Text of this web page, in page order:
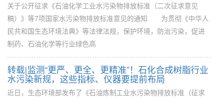
关于公开征求《石油化学工业水污染物排放标准（二次征求意见
稿）》等7项国家水污染物排放标准意见的通知 为贯彻《中华人
民共和国生态环境法典》等法律法规，保护环境，防治污染，促进
制药、石油化学等行业绿色高
转载|监测“更严、更全、更精准”！石化合成树脂行业
水污染新规，这些指标、仪器要提前布局
近日，生态环境部发布了《石油炼制工业水污染物排放标准（征求